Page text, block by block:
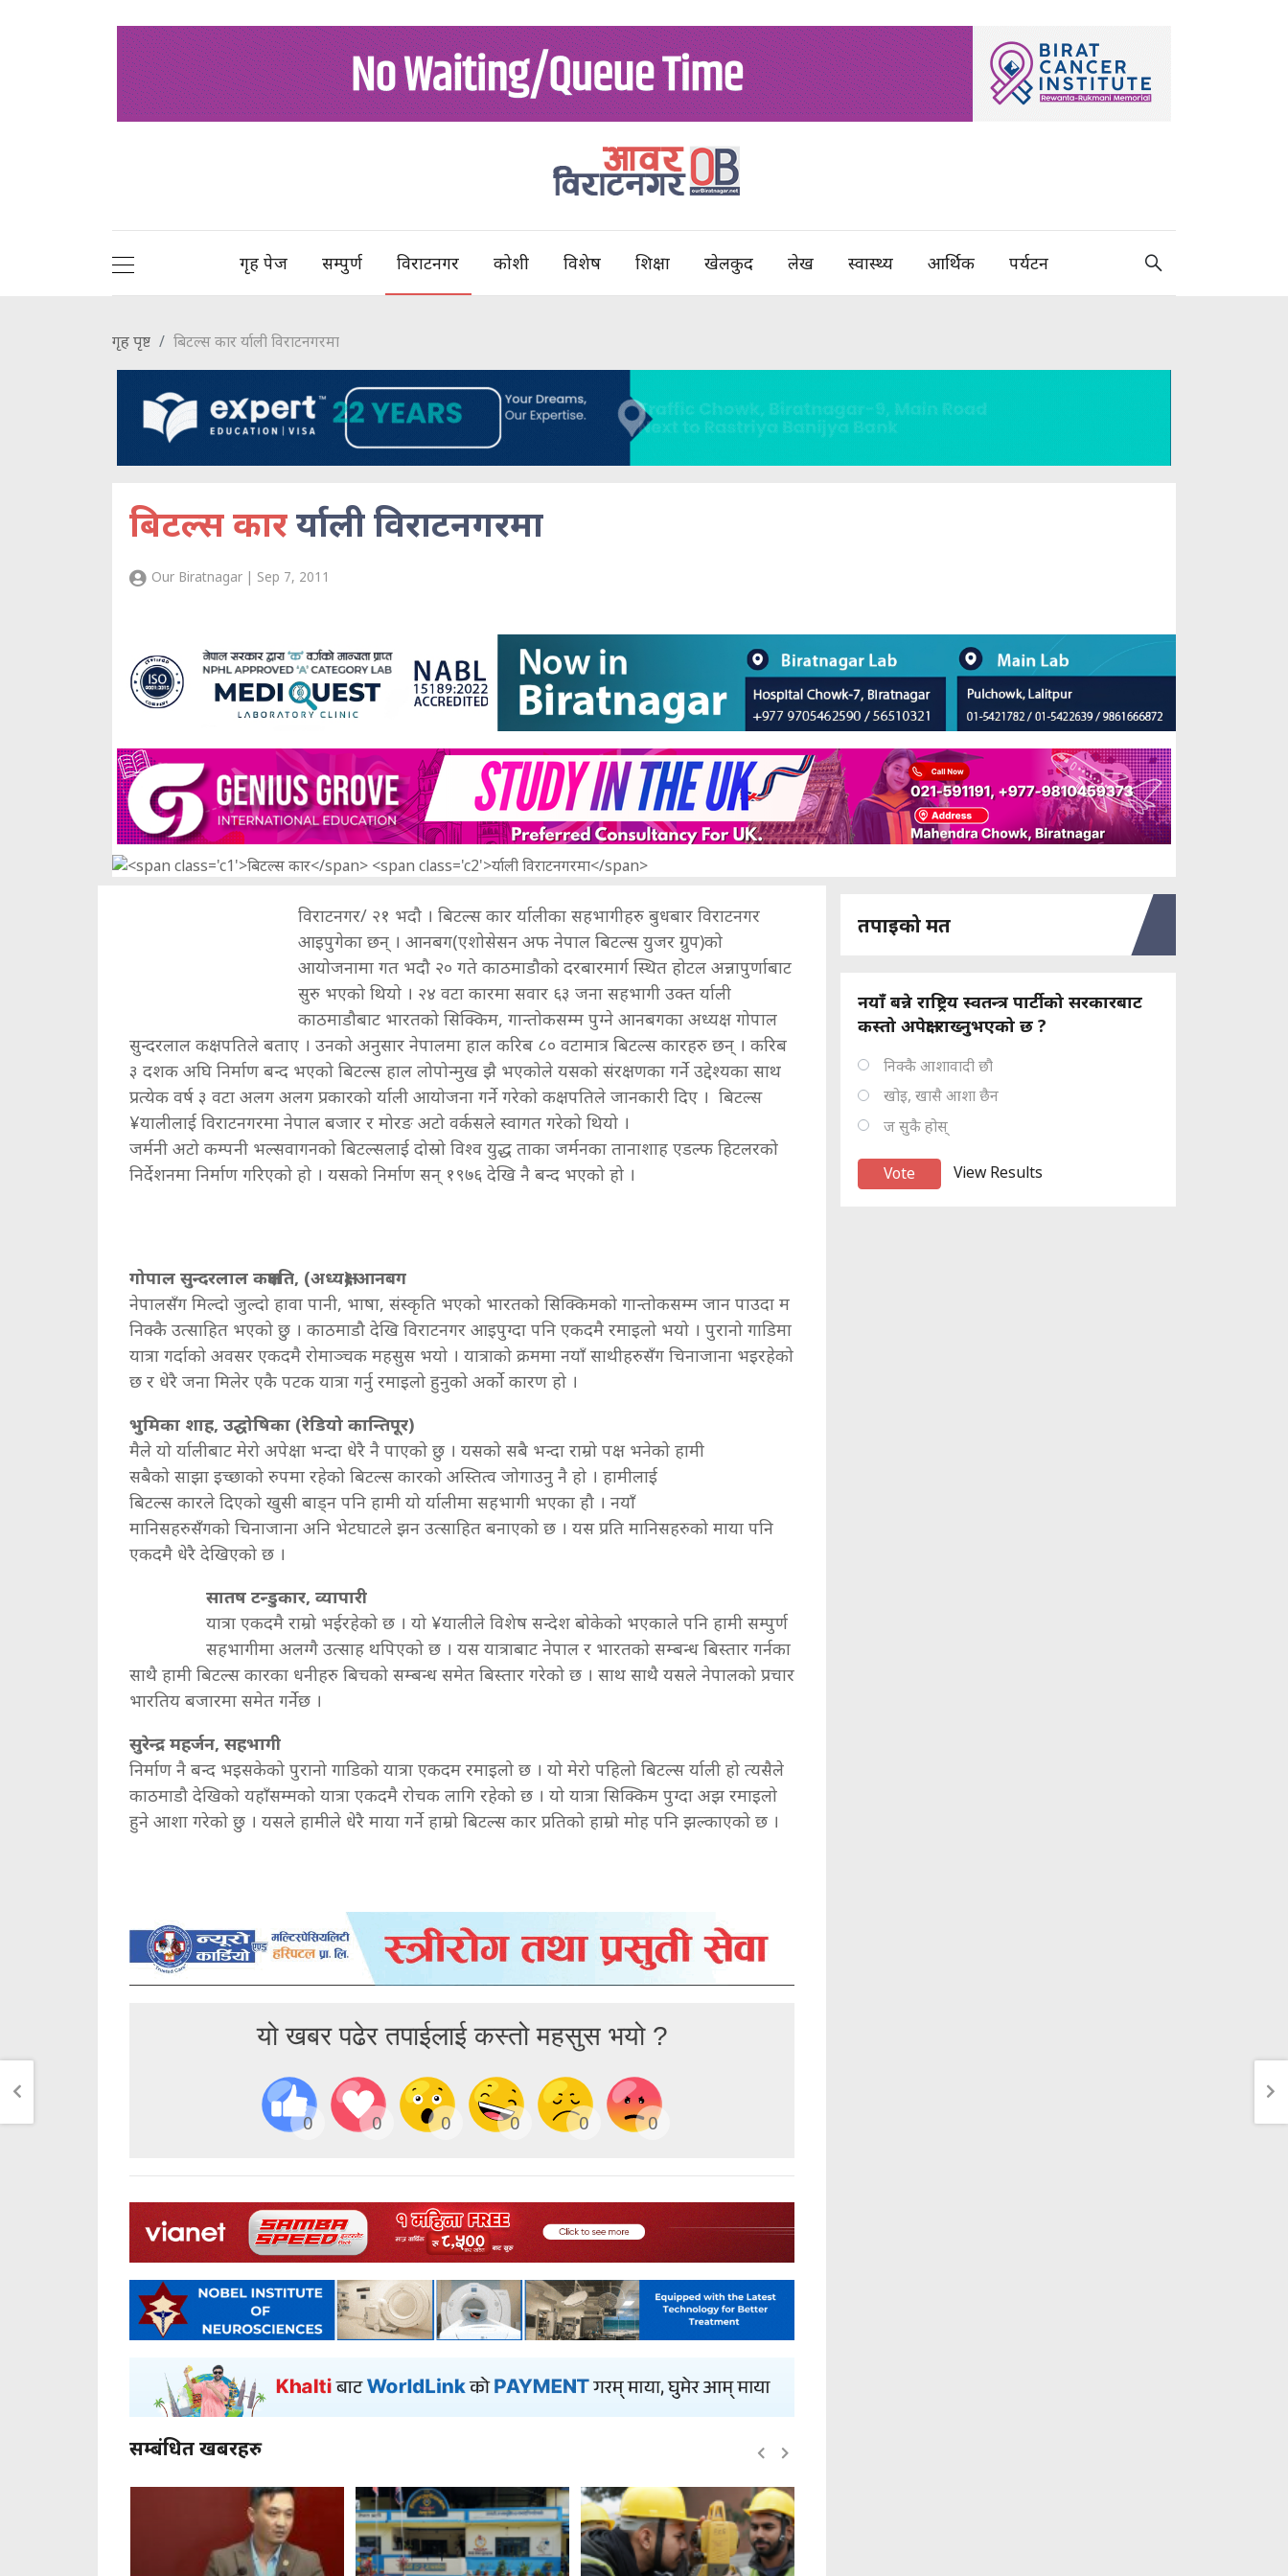
गृह पेज सम्पुर्ण विराटनगर कोशी विशेष शिक्षा खेलकुद लेख स्वास्थ्य आर्थिक पर्यटन
गृह पृष्ट बिटल्स कार र्याली विराटनगरमा
बिटल्स कारर्याली विराटनगरमा
Our Biratnagar | Sep 7, 2011
विराटनगर/ २१ भदौ । बिटल्स कार र्यालीका सहभागीहरु बुधबार विराटनगर
आइपुगेका छन् । आनबग(एशोसेसन अफ नेपाल बिटल्स युजर ग्रुप)को
आयोजनामा गत भदौ २० गते काठमाडौको दरबारमार्ग स्थित होटल अन्नापुर्णाबाट
सुरु भएको थियो । २४ वटा कारमा सवार ६३ जना सहभागी उक्त र्याली
काठमाडौबाट भारतको सिक्किम, गान्तोकसम्म पुग्ने आनबगका अध्यक्ष गोपाल
सुन्दरलाल कक्षपतिले बताए । उनको अनुसार नेपालमा हाल करिब ८० वटामात्र बिटल्स कारहरु छन् । करिब
३ दशक अघि निर्माण बन्द भएको बिटल्स हाल लोपोन्मुख झै भएकोले यसको संरक्षणका गर्ने उद्देश्यका साथ
प्रत्येक वर्ष ३ वटा अलग अलग प्रकारको र्याली आयोजना गर्ने गरेको कक्षपतिले जानकारी दिए । बिटल्स
¥यालीलाई विराटनगरमा नेपाल बजार र मोरङ अटो वर्कसले स्वागत गरेको थियो ।
जर्मनी अटो कम्पनी भल्सवागनको बिटल्सलाई दोस्रो विश्व युद्ध ताका जर्मनका तानाशाह एडल्फ हिटलरको
निर्देशनमा निर्माण गरिएको हो । यसको निर्माण सन् १९७६ देखि नै बन्द भएको हो ।
गोपाल सुन्दरलाल कक्षपति, (अध्यक्ष) आनबग
नेपालसँग मिल्दो जुल्दो हावा पानी, भाषा, संस्कृति भएको भारतको सिक्किमको गान्तोकसम्म जान पाउदा म
निक्कै उत्साहित भएको छु । काठमाडौ देखि विराटनगर आइपुग्दा पनि एकदमै रमाइलो भयो । पुरानो गाडिमा
यात्रा गर्दाको अवसर एकदमै रोमाञ्चक महसुस भयो । यात्राको क्रममा नयाँ साथीहरुसँग चिनाजाना भइरहेको
छ र धेरै जना मिलेर एकै पटक यात्रा गर्नु रमाइलो हुनुको अर्को कारण हो ।
भुमिका शाह, उद्घोषिका (रेडियो कान्तिपूर)
मैले यो र्यालीबाट मेरो अपेक्षा भन्दा धेरै नै पाएको छु । यसको सबै भन्दा राम्रो पक्ष भनेको हामी
सबैको साझा इच्छाको रुपमा रहेको बिटल्स कारको अस्तित्व जोगाउनु नै हो । हामीलाई
बिटल्स कारले दिएको खुसी बाड्न पनि हामी यो र्यालीमा सहभागी भएका हौ । नयाँ
मानिसहरुसँगको चिनाजाना अनि भेटघाटले झन उत्साहित बनाएको छ । यस प्रति मानिसहरुको माया पनि
एकदमै धेरै देखिएको छ ।
सातष टन्डुकार, व्यापारी
यात्रा एकदमै राम्रो भईरहेको छ । यो ¥यालीले विशेष सन्देश बोकेको भएकाले पनि हामी सम्पुर्ण
सहभागीमा अलग्गै उत्साह थपिएको छ । यस यात्राबाट नेपाल र भारतको सम्बन्ध बिस्तार गर्नका
साथै हामी बिटल्स कारका धनीहरु बिचको सम्बन्ध समेत बिस्तार गरेको छ । साथ साथै यसले नेपालको प्रचार
भारतिय बजारमा समेत गर्नेछ ।
सुरेन्द्र महर्जन, सहभागी
निर्माण नै बन्द भइसकेको पुरानो गाडिको यात्रा एकदम रमाइलो छ । यो मेरो पहिलो बिटल्स र्याली हो त्यसैले
काठमाडौ देखिको यहाँसम्मको यात्रा एकदमै रोचक लागि रहेको छ । यो यात्रा सिक्किम पुग्दा अझ रमाइलो
हुने आशा गरेको छु । यसले हामीले धेरै माया गर्ने हाम्रो बिटल्स कार प्रतिको हाम्रो मोह पनि झल्काएको छ ।
यो खबर पढेर तपाईलाई कस्तो महसुस भयो ?
0 0 0 0 0 0
सम्बंधित खबरहरु
तपाइको मत
नयाँ बन्ने राष्ट्रिय स्वतन्त्र पार्टीको सरकारबाट
कस्तो अपेक्षा राख्नुभएको छ ?
निक्कै आशावादी छौ
खोइ, खासै आशा छैन
ज सुकै होस्
View Results